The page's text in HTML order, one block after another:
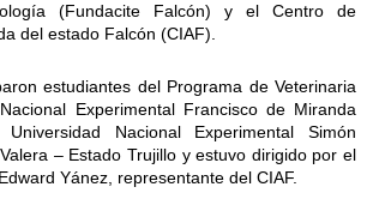
(Fundacite Falcón) y el Centro de
del estado Falcón (CIAF).
estudiantes del Programa de Veterinaria
Experimental Francisco de Miranda
Nacional Experimental Simón
– Estado Trujillo y estuvo dirigido por el
Yánez, representante del CIAF.